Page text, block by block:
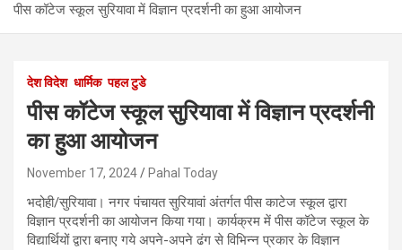
पीस कॉटेज स्कूल सुरियावा में विज्ञान प्रदर्शनी का हुआ आयोजन
देश विदेश धार्मिक पहल टुडे
पीस कॉटेज स्कूल सुरियावा में विज्ञान प्रदर्शनी
का हुआ आयोजन
November 17, 2024 Pahal Today
भदोही/सुरियावा। नगर पंचायत सुरियावां अंतर्गत पीस काटेज स्कूल द्वारा
विज्ञान प्रदर्शनी का आयोजन किया गया। कार्यक्रम में पीस कॉटेज स्कूल के
विद्यार्थियों द्वारा बनाए गये अपने-अपने ढंग से विभिन्न प्रकार के विज्ञान